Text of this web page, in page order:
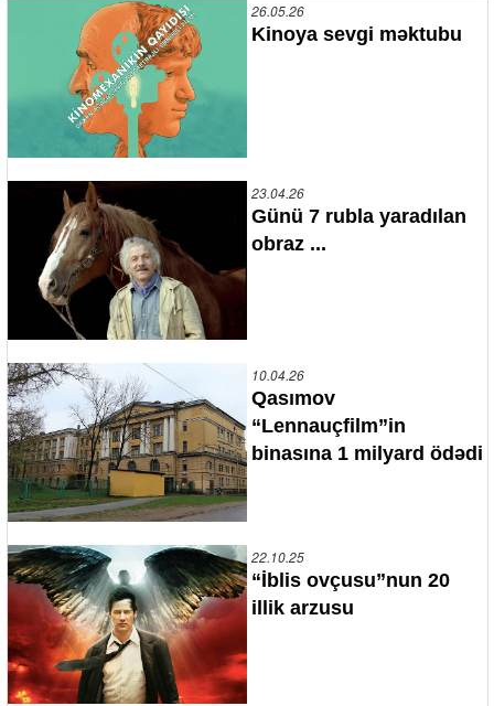
26.05.26
Kinoya sevgi məktubu
23.04.26
Günü 7 rubla yaradılan
obraz ...
10.04.26
Qasımov
“Lennauçfilm”in
binasına 1 milyard ödədi
22.10.25
“İblis ovçusu”nun 20
illik arzusu